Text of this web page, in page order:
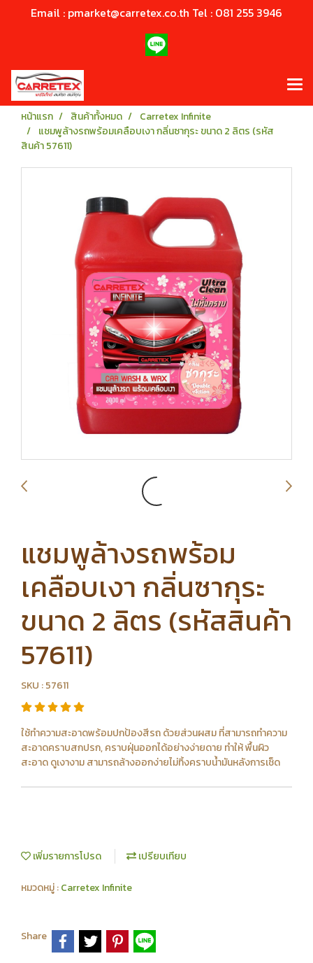
Email : pmarket@carretex.co.th Tel : 081 255 3946
หน้าแรก สินค้าทั้งหมด
Carretex Infinite
แชมพูล้างรถพร้อมเคลือบเงา กลิ่นซากุระ ขนาด 2 ลิตร (รหัส
สินค้า 57611)
แชมพูล้างรถพร้อม
เคลือบเงา กลิ่นซากุระ
ขนาด 2 ลิตร (รหัสสินค้า
57611)
SKU : 57611
ใช้ทําความสะอาดพร้อมปกป้องสีรถ ด้วยส่วนผสม ที่สามารถทําความ
สะอาดคราบสกปรก, คราบฝุ่นออกได้อย่างง่ายดาย ทําให้ พื้นผิว
สะอาด ดูเงางาม สามารถล้างออกง่ายไม่ทิ้งคราบน้ำมันหลังการเช็ด
เพิ่มรายการโปรด เปรียบเทียบ
หมวดหมู่ :Carretex Infinite
Share